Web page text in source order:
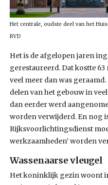
Het centrale, oudste deel van het
RVD
Het is de afgelopen jaren
gerestaureerd. Dat kostte
veel meer dan was
delen van het gebouw in
dan eerder werd
worden verwijderd. En nog
Rijksvoorlichtingsdienst
werkzaamheden’ worden
Wassenaarse vleugel
Het koninklijk gezin woont in